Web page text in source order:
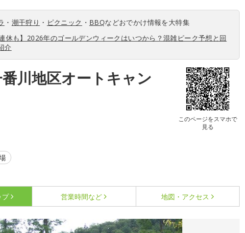
・ 潮干狩り ・ ピクニック ・ BBQなどおでかけ情報を大特集
休も】2026年のゴールデンウィークはいつから？混雑ピーク予想と回
介
川地区オートキャン
このページをスマホで
見る
プ 営業時間など 地図・アクセス